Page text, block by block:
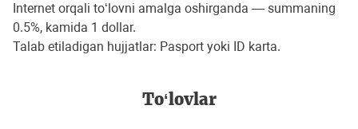
Internet orqali to‘lovni amalga oshirganda — summaning
0.5%, kamida 1 dollar.
Talab etiladigan hujjatlar: Pasport yoki ID karta.
To‘lovlar